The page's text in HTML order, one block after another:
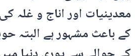
معدینیات اور اناج و غلہ
کے باعث مشہور ہے البتہ